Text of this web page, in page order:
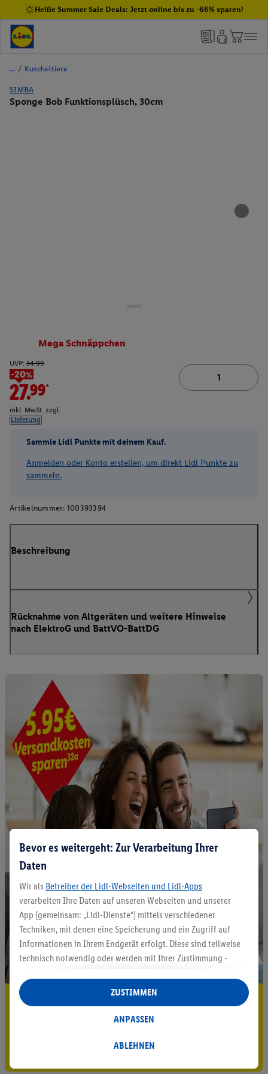
Heiße Summer Sale Deals: Jetzt online bis zu -66% sparen!
/ Kuscheltiere
SIMBA
Sponge Bob Funktionsplüsch, 30cm
Mega Schnäppchen
UVP: 34.99
-20%
27.99*
inkl. MwSt. zzgl.
Lieferung
Sammle Lidl Punkte mit deinem Kauf.
Anmelden oder Konto erstellen, um direkt Lidl Punkte zu
sammeln.
Artikelnummer: 100393394
Beschreibung
Rücknahme von Altgeräten und weitere Hinweise
nach ElektroG und BattVO-BattDG
5.95 € Versand sparen³²ᵃ
Jetzt zum Newsletter anmelden
Gutschein sichern!
Bevor es weitergeht: Zur Verarbeitung Ihrer
Daten
Wir als Betreiber der Lidl-Webseiten und Lidl-Apps
verarbeiten Ihre Daten auf unseren Webseiten und unserer
App (gemeinsam: „Lidl-Dienste“) mittels verschiedener
Techniken, mit denen eine Speicherung und ein Zugriff auf
Informationen in Ihrem Endgerät erfolgt. Diese sind teilweise
technisch notwendig oder werden mit Ihrer Zustimmung -
auch durch Partner (u.a.
Verantwortliche; im Zusammenhang mit dem IAB TCF
insgesamt
Statistik-Erstellung oder für personalisierte Werbung
Datenverarbeitungen für personalisierte Werbung werden
ABLEHNEN
ANPASSEN
ZUSTIMMEN